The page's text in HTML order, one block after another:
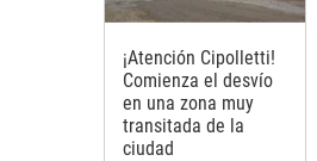
¡Atención Cipolletti!
Comienza el desvío
en una zona muy
transitada de la
ciudad